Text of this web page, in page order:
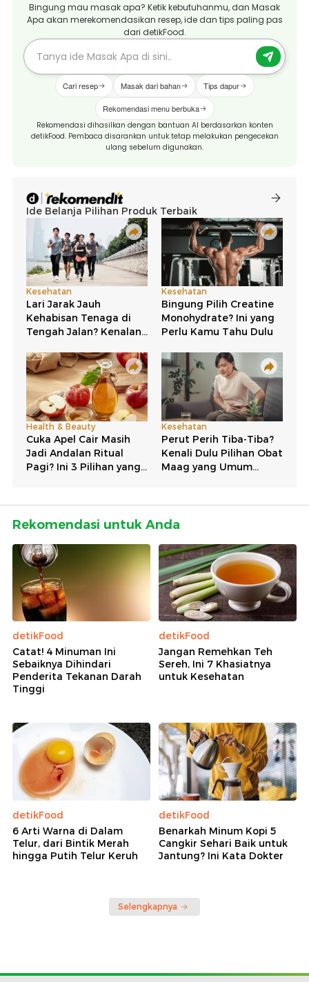
Bingung mau masak apa? Ketik kebutuhanmu, dan Masak
Apa akan merekomendasikan resep, ide dan tips paling pas
dari detikFood.
Cari resep Masak dari bahan Tips dapur
Rekomendasi menu berbuka
Rekomendasi dihasilkan dengan bantuan AI berdasarkan konten
detikFood. Pembaca disarankan untuk tetap melakukan pengecekan
ulang sebelum digunakan.
Rekomendasi untuk Anda
detikFood
Catat! 4 Minuman Ini
Sebaiknya Dihindari
Penderita Tekanan Darah
Tinggi
detikFood
Jangan Remehkan Teh
Sereh, Ini 7 Khasiatnya
untuk Kesehatan
detikFood
6 Arti Warna di Dalam
Telur, dari Bintik Merah
hingga Putih Telur Keruh
detikFood
Benarkah Minum Kopi 5
Cangkir Sehari Baik untuk
Jantung? Ini Kata Dokter
Selengkapnya